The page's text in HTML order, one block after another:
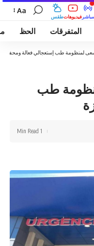
طقسفيديوهات مباشر
Aa
المتفرقات الحظ
لمنظومة طب إستعجالي فعالة ومحفزة
طب
1 Min Read